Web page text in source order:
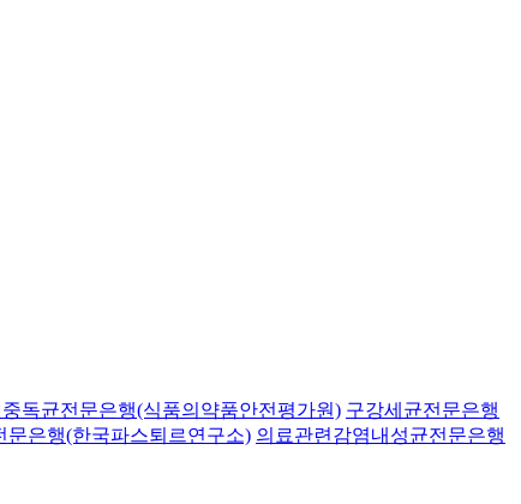
중독균전문은행(식품의약품안전평가원) 구강세균전문은행
문은행(한국파스퇴르연구소) 의료관련감염내성균전문은행